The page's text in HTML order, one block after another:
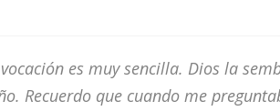
es muy sencilla. Dios la
Recuerdo que cuando me